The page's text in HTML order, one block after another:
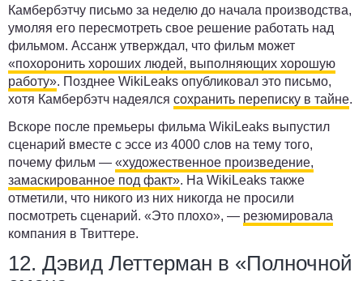
Камбербэтчу письмо за неделю до начала производства,
умоляя его пересмотреть свое решение работать над
фильмом. Ассанж утверждал, что фильм может
«похоронить хороших людей, выполняющих хорошую
работу». Позднее WikiLeaks опубликовал это письмо,
хотя Камбербэтч надеялся сохранить переписку в тайне.
Вскоре после премьеры фильма WikiLeaks выпустил
сценарий вместе с эссе из 4000 слов на тему того,
почему фильм — «художественное произведение,
замаскированное под факт». На WikiLeaks также
отметили, что никого из них никогда не просили
посмотреть сценарий. «Это плохо», — резюмировала
компания в Твиттере.
12. Дэвид Леттерман в «Полночной